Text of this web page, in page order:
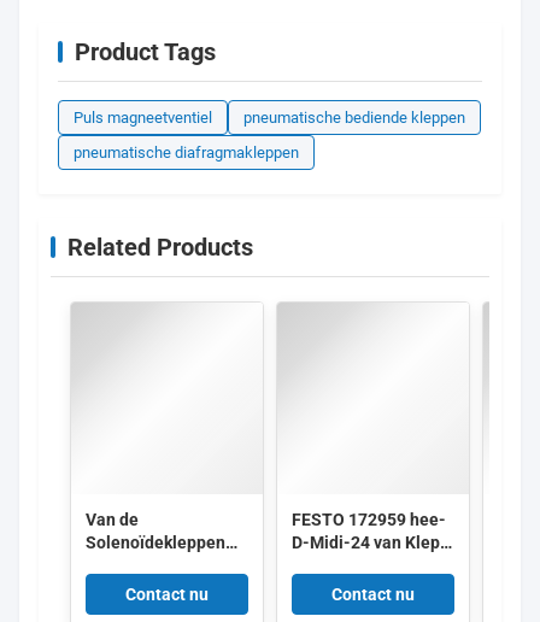
Product Tags
Puls magneetventiel
pneumatische bediende kleppen
pneumatische diafragmakleppen
Related Products
Van de
Solenoïdekleppen
SY3120-5LZD-M5
Pneumatische Lage
Contact nu
FESTO 172959 hee-
D-Midi-24 van Klep
Contact nu